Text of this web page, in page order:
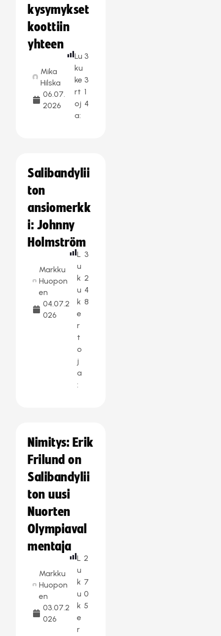
kysymykset
koottiin
yhteen
Mika
Hilska
06.07.
2026
Lu
ku
ke
rt
oj
a:
3
3
1
4
Salibandylii
ton
ansiomerkk
i: Johnny
Holmström
Markku
Huopon
en
04.07.2
026
L
u
k
u
k
e
r
t
o
j
a
:
3
2
4
8
Nimitys: Erik
Frilund on
Salibandylii
ton uusi
Nuorten
Olympiaval
mentaja
Markku
Huopon
en
03.07.2
026
L
u
k
u
k
e
r
2
7
0
5